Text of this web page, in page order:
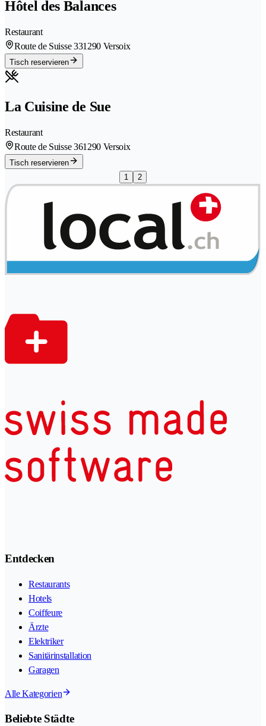
Hôtel des Balances
Restaurant
Route de Suisse 331290 Versoix
Tisch reservieren
La Cuisine de Sue
Restaurant
Route de Suisse 361290 Versoix
Tisch reservieren
1
2
Entdecken
Restaurants
Hotels
Coiffeure
Ärzte
Elektriker
Sanitärinstallation
Garagen
Alle Kategorien
Beliebte Städte